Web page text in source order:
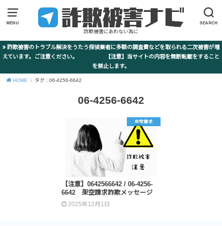
MENU SEARCH
詐欺被害にあわない為に
詐欺被害のトラブル解決をうたう探偵業者に多額の調査費などを取られる二次被害が増
えています。ご注意ください。 【注意】当サイトの内容を無断転載をすること
を禁止します。
HOME タグ : 06-4256-6642
06-4256-6642
架空請求
【注意】0642566642 / 06-4256-
6642 架空請求詐欺メッセージ
2025年12月1日